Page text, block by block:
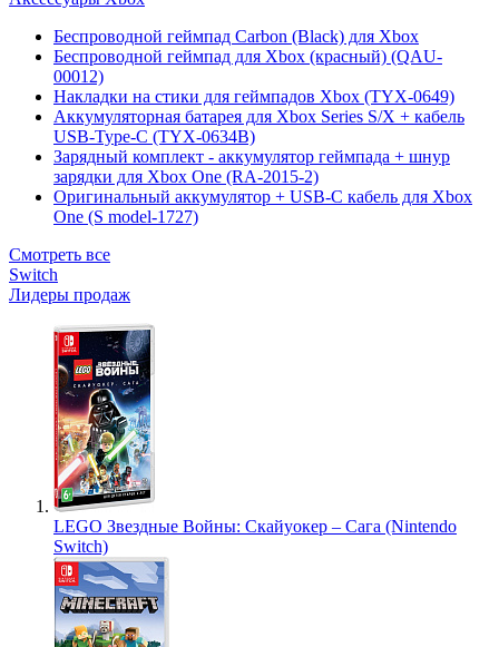
Беспроводной геймпад Carbon (Black) для Xbox
Беспроводной геймпад для Xbox (красный) (QAU-
00012)
Накладки на стики для геймпадов Xbox (TYX-0649)
Аккумуляторная батарея для Xbox Series S/X + кабель
USB-Type-C (TYX-0634B)
Зарядный комплект - аккумулятор геймпада + шнур
зарядки для Xbox One (RA-2015-2)
Оригинальный аккумулятор + USB-C кабель для Xbox
One (S model-1727)
Смотреть все
Switch
Лидеры продаж
LEGO Звездные Войны: Скайуокер – Сага (Nintendo
Switch)